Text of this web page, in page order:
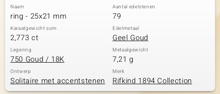
Naam
ring - 25x21 mm
Aantal edelstenen
79
Karaatgewicht som
2,773 ct
Edelmetaal
Geel Goud
Legering
750 Goud / 18K
Metaalgewicht
7,21 g
Ontwerp
Solitaire met accentstenen
Merk
Rifkind 1894 Collection